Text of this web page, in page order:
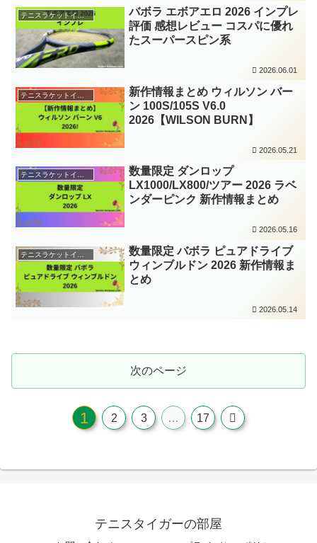
テニスラケットインプレ
バボラ エボアエロ 2026 インプレ
評価 感想レビュー コスパに優れ
たスーパースピン系
2026.06.01
新作情報まとめ ウィルソン バー
ン 100S/105S V6.0
2026【WILSON BURN】
2026.05.21
テニスラケットインプレ
数量限定 ダンロップ
LX1000/LX800/ツアー 2026 ラベ
ンダーピンク 新作情報まとめ
2026.05.16
数量限定 バボラ ピュアドライブ
ウィンブルドン 2026 新作情報ま
とめ
2026.05.14
次のページ
1 2 3 … 17
次
テニスタイガーの部屋